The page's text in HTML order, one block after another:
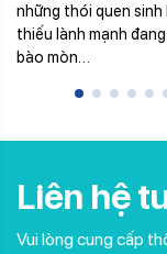
những thói quen
thiếu lành mạnh
bào mòn…
Liên hệ
Vui lòng cung cấp